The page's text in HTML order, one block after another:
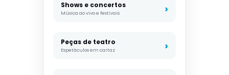
Shows e concertos
Música ao vivo e festivais
Peças de teatro
Espetáculos em cartaz